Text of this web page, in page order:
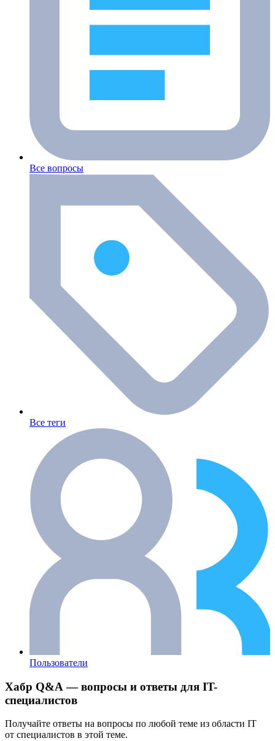
Все вопросы
Все теги
Пользователи
Хабр Q&A — вопросы и ответы для IT-
специалистов
Получайте ответы на вопросы по любой теме из области IT
от специалистов в этой теме.